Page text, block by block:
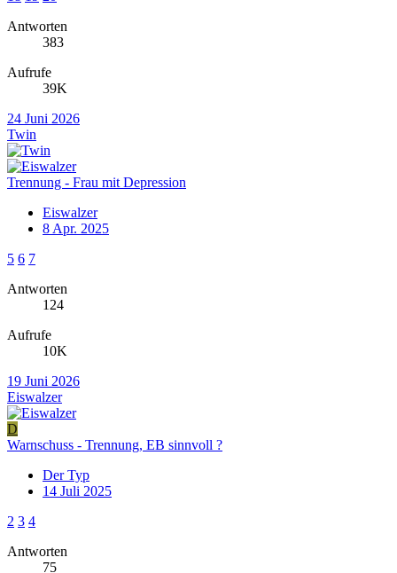
Antworten
383
Aufrufe
39K
24 Juni 2026
Twin
Trennung - Frau mit Depression
Eiswalzer
8 Apr. 2025
5 6 7
Antworten
124
Aufrufe
10K
19 Juni 2026
Eiswalzer
D
Warnschuss - Trennung, EB sinnvoll ?
Der Typ
14 Juli 2025
2 3 4
Antworten
75